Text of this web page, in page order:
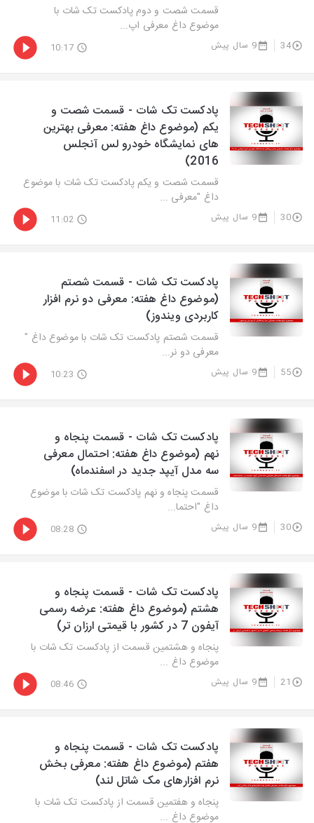
قسمت شصت و دوم پادکست تک شات با
موضوع داغ معرفی اپ...
34 9 سال پیش 10:17
پادکست تک شات - قسمت شصت و
یکم (موضوع داغ هفته: معرفی بهترین
های نمایشگاه خودرو لس آنجلس
2016)
قسمت شصت و یکم پادکست تک شات با موضوع
داغ "معرفی ...
30 9 سال پیش 11:02
پادکست تک شات - قسمت شصتم
(موضوع داغ هفته: معرفی دو نرم افزار
کاربردی ویندوز)
قسمت شصتم پادکست تک شات با موضوع داغ "
معرفی دو نر...
55 9 سال پیش 10:23
پادکست تک شات - قسمت پنجاه و
نهم (موضوع داغ هفته: احتمال معرفی
سه مدل آیپد جدید در اسفندماه)
قسمت پنجاه و نهم پادکست تک شات با موضوع
داغ "احتما...
30 9 سال پیش 08:28
پادکست تک شات - قسمت پنجاه و
هشتم (موضوع داغ هفته: عرضه رسمی
آیفون 7 در کشور با قیمتی ارزان تر)
پنجاه و هشتمین قسمت از پادکست تک شات با
موضوع داغ ...
21 9 سال پیش 08:46
پادکست تک شات - قسمت پنجاه و
هفتم (موضوع داغ هفته: معرفی بخش
نرم افزارهای مک شاتل لند)
پنجاه و هفتمین قسمت از پادکست تک شات با
موضوع داغ ...